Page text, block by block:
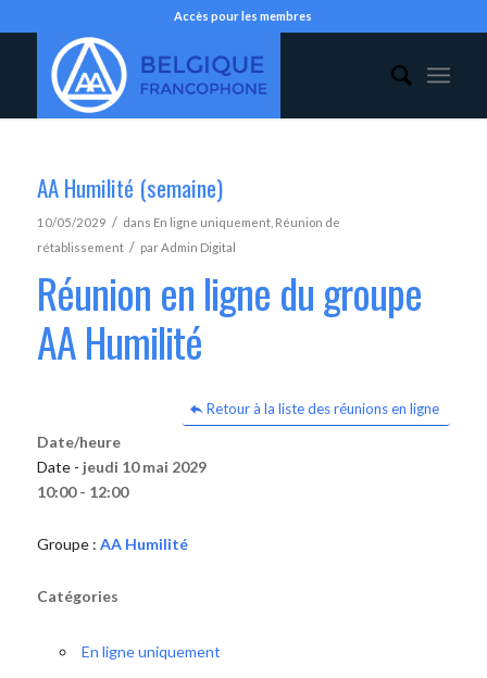
Accès pour les membres
AA Humilité (semaine)
10/05/2029 / dans En ligne uniquement, Réunion de
rétablissement / parAdmin Digital
Réunion en ligne du groupe
AA Humilité
Retour à la liste des réunions en ligne
Date/heure
Date - jeudi 10 mai 2029
10:00 - 12:00
Groupe : AA Humilité
Catégories
En ligne uniquement